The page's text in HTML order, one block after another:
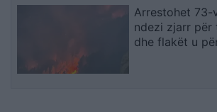
Arrestohet 73-
ndezi zjarr për
dhe flakët u